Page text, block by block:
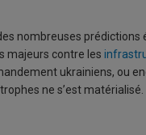
nombreuses prédictions
majeurs contre les
ukrainiens, ou
ne s’est matérialisé.